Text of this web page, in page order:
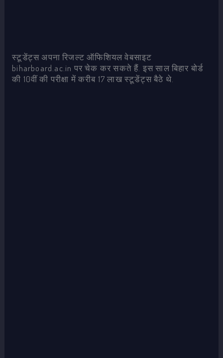
स्टूडेंट्स अपना रिजल्ट ऑफिशियल वेबसाइट
biharboard.ac.in पर चेक कर सकते हैं. इस साल बिहार बोर्ड
की 10वीं की परीक्षा में करीब 17 लाख स्टूडेंट्स बैठे थे.